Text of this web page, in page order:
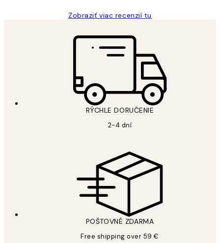
Zobraziť viac recenzií tu
RÝCHLE DORUČENIE
2-4 dní
POŠTOVNÉ ZDARMA
Free shipping over 59 €